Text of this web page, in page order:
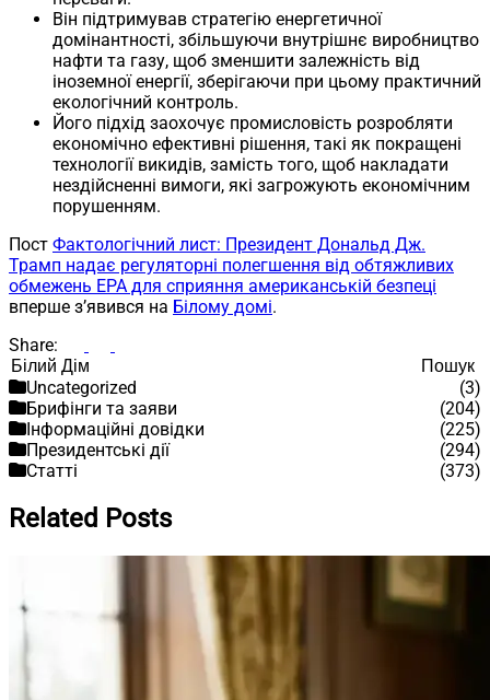
Він підтримував стратегію енергетичної
домінантності, збільшуючи внутрішнє виробництво
нафти та газу, щоб зменшити залежність від
іноземної енергії, зберігаючи при цьому практичний
екологічний контроль.
Його підхід заохочує промисловість розробляти
економічно ефективні рішення, такі як покращені
технології викидів, замість того, щоб накладати
нездійсненні вимоги, які загрожують економічним
порушенням.
Пост Фактологічний лист: Президент Дональд Дж.
Трамп надає регуляторні полегшення від обтяжливих
обмежень EPA для сприяння американській безпеці
вперше з’явився на Білому домі.
Share:
Пошук
Пошук
Uncategorized
(3)
Брифінги та заяви
(204)
Інформаційні довідки
(225)
Президентські дії
(294)
Статті
(373)
Related Posts